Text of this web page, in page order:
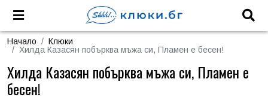
Начало
Клюки
Хилда Казасян побърква мъжа си, Пламен е бесен!
Хилда Казасян побърква мъжа си, Пламен е
бесен!